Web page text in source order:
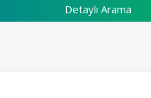
Detaylı Arama